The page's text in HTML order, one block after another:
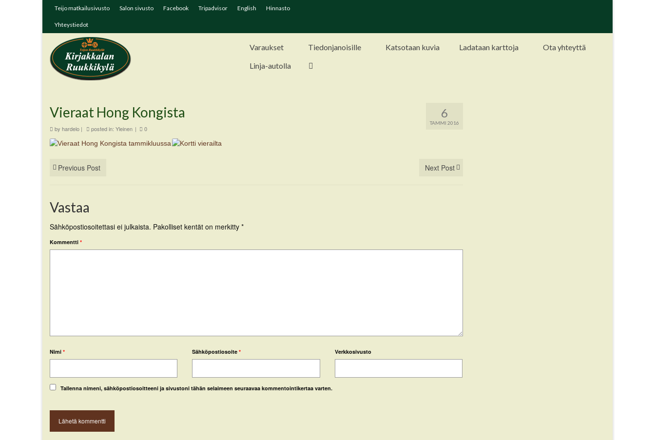
Teijo matkailusivusto Salon sivusto Facebook Tripadvisor English Hinnasto
Yhteystiedot
Varaukset Tiedonjanoisille Katsotaan kuvia Ladataan karttoja
Ota yhteyttä
Linja-autolla
6
TAMMI 2016
Vieraat Hong Kongista
by hardelo | posted in: Yleinen | 0
Previous Post Next Post
Vastaa
Sähköpostiosoitettasi ei julkaista. Pakolliset kentät on merkitty *
Kommentti *
Nimi * Sähköpostiosoite* Verkkosivusto
Tallenna nimeni, sähköpostiosoitteeni ja sivustoni tähän selaimeen seuraavaa kommentointikertaa varten.